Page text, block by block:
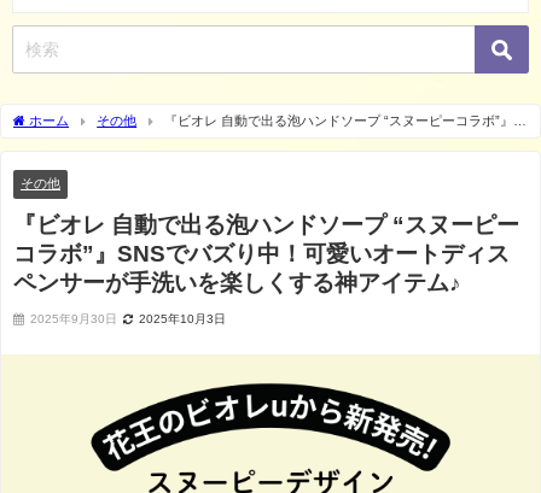
ホーム その他
『ビオレ 自動で出る泡ハンドソープ “スヌーピーコラボ”』
SNSでバズり中！可愛いオートディスペンサーが手洗いを楽しくする神アイテム♪
その他
『ビオレ 自動で出る泡ハンドソープ “スヌーピー
コラボ”』SNSでバズり中！可愛いオートディス
ペンサーが手洗いを楽しくする神アイテム♪
2025年9月30日 2025年10月3日